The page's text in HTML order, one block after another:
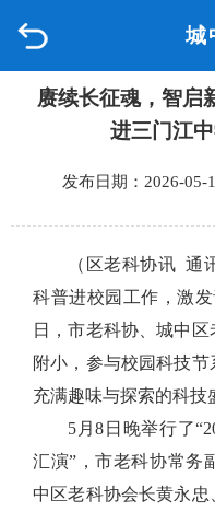
城
品质城中
政府信息公开
互动回应
数据专题
赓续长征魂，智
进三门江
发布日期：2026-
（区老科协讯 通
科普进校园工作，激
日，市老科协、城中
附小，参与校园科技
充满趣味与探索的科技
5月8日晚举行了
汇演”，市老科协常务
中区老科协会长黄永